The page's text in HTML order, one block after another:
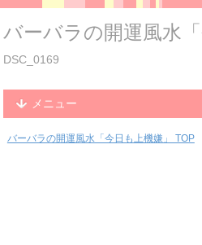
バーバラの開運風水「
DSC_0169
メニュー
バーバラの開運風水「今日も上機嫌」 TOP